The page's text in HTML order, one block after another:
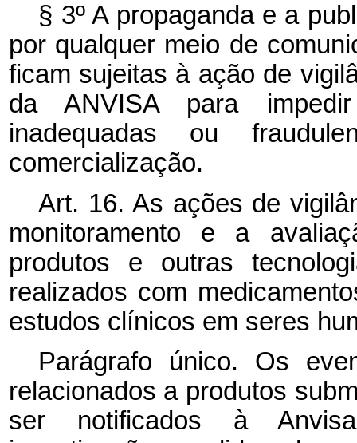
§ 3º A propaganda e a
por qualquer meio de
ficam sujeitas à ação de
da ANVISA para
inadequadas ou
comercialização.
Art. 16. As ações de
monitoramento e a
produtos e outras
realizados com
estudos clínicos em seres
Parágrafo único. Os
relacionados a produtos
ser notificados à